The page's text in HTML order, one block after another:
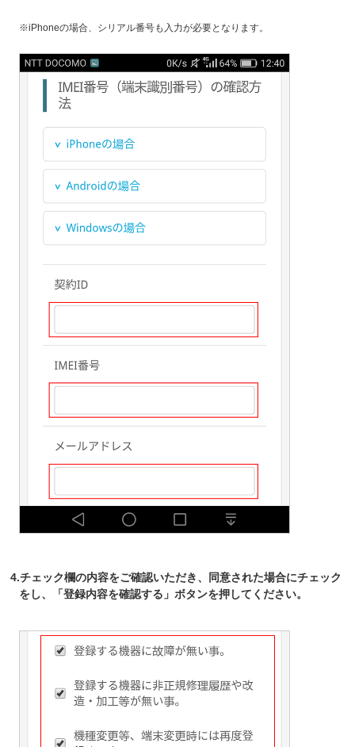
※iPhoneの場合、シリアル番号も入力が必要となります。
4.チェック欄の内容をご確認いただき、同意された場合にチェック
をし、「登録内容を確認する」ボタンを押してください。